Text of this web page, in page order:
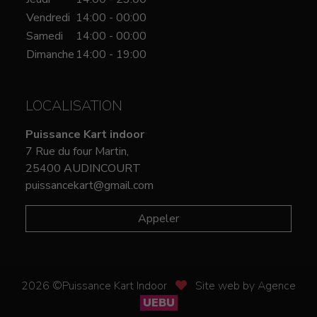
Vendredi 14:00 - 00:00
Samedi
14:00 - 00:00
Dimanche 14:00 - 19:00
LOCALISATION
Puissance Kart indoor
7 Rue du four Martin,
25400 AUDINCOURT
puissancekart@gmail.com
Appeler
2026 ©Puissance Kart Indoor
Site web by Agence
UEBU